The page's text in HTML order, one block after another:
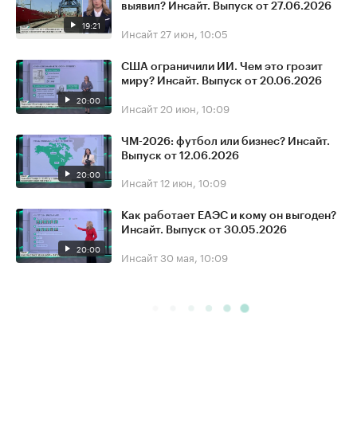
19:21
выявил? Инсайт. Выпуск от 27.06.2026
Инсайт 27 июн, 10:05
20:00
США ограничили ИИ. Чем это грозит
миру? Инсайт. Выпуск от 20.06.2026
Инсайт 20 июн, 10:09
20:00
ЧМ-2026: футбол или бизнес? Инсайт.
Выпуск от 12.06.2026
Инсайт12 июн, 10:09
20:00
Как работает ЕАЭС и кому он выгоден?
Инсайт. Выпуск от 30.05.2026
Инсайт30 мая, 10:09